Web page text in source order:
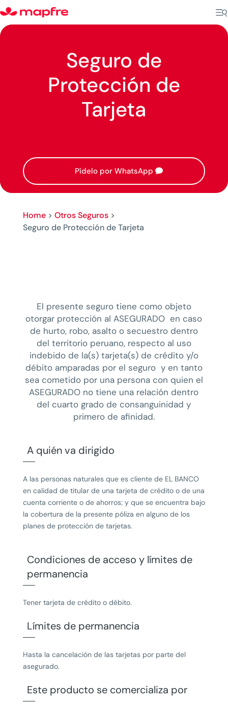
Seguro de
Protección de
Tarjeta
Pídelo por WhatsApp
Home> Otros Seguros>
Seguro de Protección de Tarjeta
El presente seguro tiene como objeto
otorgar protección al ASEGURADO en caso
de hurto, robo, asalto o secuestro dentro
del territorio peruano, respecto al uso
indebido de la(s) tarjeta(s) de crédito y/o
débito amparadas por el seguro y en tanto
sea cometido por una persona con quien el
ASEGURADO no tiene una relación dentro
del cuarto grado de consanguinidad y
primero de afinidad.
A quién va dirigido
A las personas naturales que es cliente de EL BANCO
en calidad de titular de una tarjeta de crédito o de una
cuenta corriente o de ahorros; y que se encuentra bajo
la cobertura de la presente póliza en alguno de los
planes de protección de tarjetas.
Condiciones de acceso y límites de
permanencia
Tener tarjeta de crédito o débito.
Límites de permanencia
Hasta la cancelación de las tarjetas por parte del
asegurado.
Este producto se comercializa por